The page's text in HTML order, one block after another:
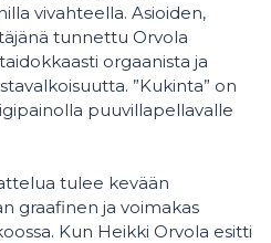
vivahteella. Asioiden,
tunnettu Orvola
orgaanista ja
”Kukinta” on
puuvillapellavalle
tulee kevään
graafinen ja voimakas
Kun Heikki Orvola esitti